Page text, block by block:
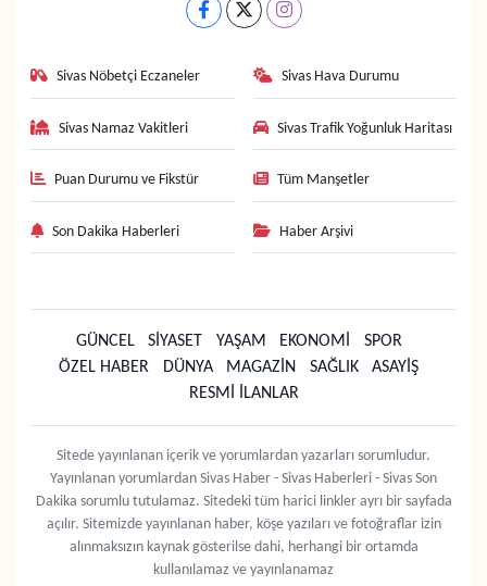
Sivas Nöbetçi Eczaneler Sivas Hava Durumu
Sivas Namaz Vakitleri Sivas Trafik Yoğunluk Haritası
Puan Durumu ve Fikstür Tüm Manşetler
Son Dakika Haberleri Haber Arşivi
GÜNCEL SİYASET YAŞAM EKONOMİ
SPOR
ÖZEL HABER
DÜNYA MAGAZİN SAĞLIK
ASAYİŞ
RESMİ İLANLAR
Sitede yayınlanan içerik ve yorumlardan yazarları sorumludur.
Yayınlanan yorumlardan Sivas Haber - Sivas Haberleri - Sivas Son
Dakika sorumlu tutulamaz. Sitedeki tüm harici linkler ayrı bir sayfada
açılır. Sitemizde yayınlanan haber, köşe yazıları ve fotoğraflar izin
alınmaksızın kaynak gösterilse dahi, herhangi bir ortamda
kullanılamaz ve yayınlanamaz